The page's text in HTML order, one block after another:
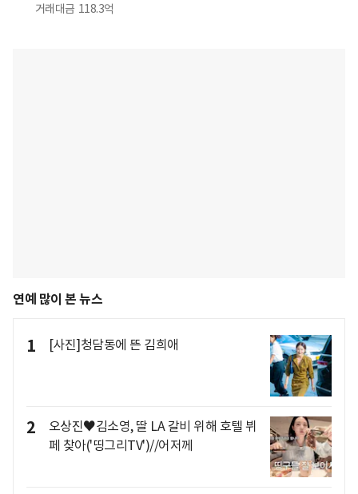
거래대금 118.3억
연예 많이 본 뉴스
1 [사진]청담동에 뜬 김희애
2
오상진♥김소영, 딸 LA 갈비 위해 호텔 뷔
페 찾아('띵그리TV')//어저께